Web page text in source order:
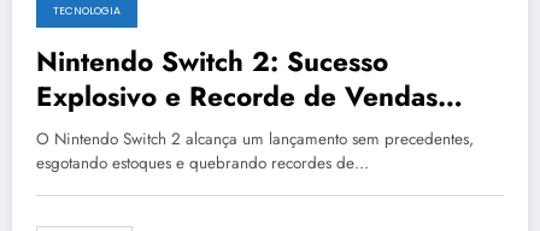
14 de junho de 2025
TECNOLOGIA
Nintendo Switch 2: Sucesso
Explosivo e Recorde de Vendas
Globais
O Nintendo Switch 2 alcança um lançamento sem precedentes,
esgotando estoques e quebrando recordes de…